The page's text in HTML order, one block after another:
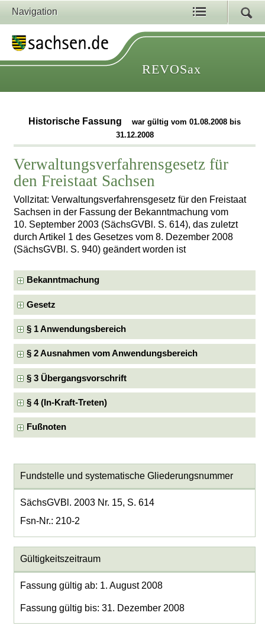
Navigation
REVOSax
Historische Fassung
war gültig vom 01.08.2008 bis
31.12.2008
Verwaltungsverfahrensgesetz für
den Freistaat Sachsen
Vollzitat: Verwaltungsverfahrensgesetz für den Freistaat
Sachsen in der Fassung der Bekanntmachung vom
10. September 2003 (SächsGVBl. S. 614), das zuletzt
durch Artikel 1 des Gesetzes vom 8. Dezember 2008
(SächsGVBl. S. 940) geändert worden ist
Bekanntmachung
Gesetz
§ 1 Anwendungsbereich
§ 2 Ausnahmen vom Anwendungsbereich
§ 3 Übergangsvorschrift
§ 4 (In-Kraft-Treten)
Fußnoten
Fundstelle und systematische Gliederungsnummer
SächsGVBl. 2003 Nr. 15, S. 614
Fsn-Nr.: 210-2
Gültigkeitszeitraum
Fassung gültig ab: 1. August 2008
Fassung gültig bis: 31. Dezember 2008